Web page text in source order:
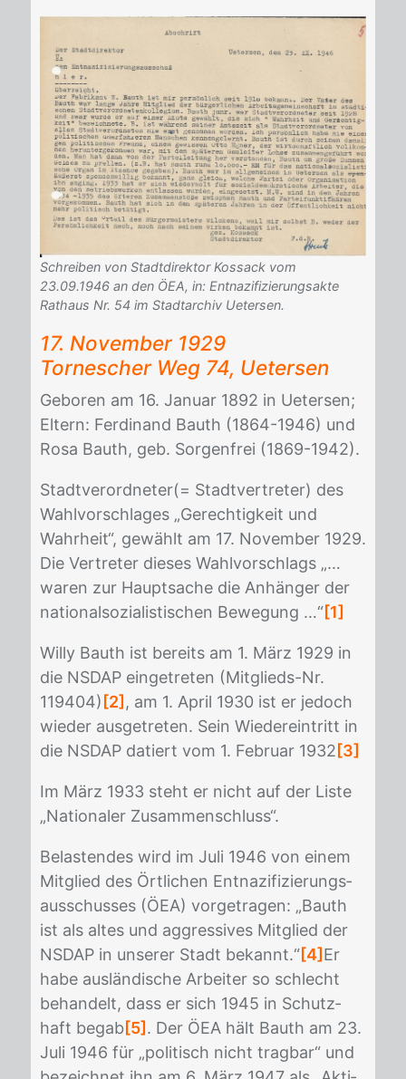
Schreiben von Stadtdirektor Kossack vom
23.09.1946 an den ÖEA, in: Entnazifizierungsakte
Rathaus Nr. 54 im Stadtarchiv Uetersen.
17. No­vem­ber 1929
Tor­ne­scher Weg 74, Ue­ter­sen
Ge­bo­ren am 16. Ja­nu­ar 1892 in Ue­ter­sen;
El­tern: Fer­di­nand Bauth (1864-1946) und
Rosa Bauth, geb. Sor­gen­frei (1869-1942).
Stadt­ver­ord­ne­ter(= Stadt­ver­tre­ter) des
Wahl­vor­schla­ges „Ge­rech­tig­keit und
Wahr­heit“, ge­wählt am 17. No­vem­ber 1929.
Die Ver­tre­ter die­ses Wahl­vor­schlags „…
wa­ren zur Haupt­sa­che die An­hän­ger der
na­tio­nal­so­zia­lis­ti­schen Be­we­gung …“[1]
Wil­ly Bauth ist be­reits am 1. März 1929 in
die NS­DAP ein­ge­tre­ten (Mit­glieds-Nr.
119404) [2] , am 1. April 1930 ist er je­doch
wie­der aus­ge­tre­ten. Sein Wie­der­ein­tritt in
die NS­DAP da­tiert vom 1. Fe­bru­ar 1932 [3]
Im März 1933 steht er nicht auf der Lis­te
„Na­tio­na­ler Zu­sam­men­schluss“.
Be­las­ten­des wird im Juli 1946 von ei­nem
Mit­glied des Ört­li­chen Ent­na­zi­fi­zie­rungs­
aus­schus­ses (ÖEA) vor­ge­tra­gen: „Bauth
ist als al­tes und ag­gres­si­ves Mit­glied der
NS­DAP in un­se­rer Stadt be­kannt.“[4] Er
habe aus­län­di­sche Ar­bei­ter so schlecht
be­han­delt, dass er sich 1945 in Schutz­
haft be­gab[5] . Der ÖEA hält Bauth am 23.
Juli 1946 für „po­li­tisch nicht trag­bar“ und